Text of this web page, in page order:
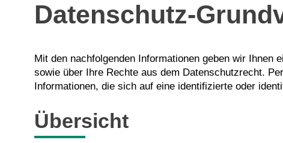
Datenschutz-
Mit den nachfolgenden Informationen geben wir Ihnen
sowie über Ihre Rechte aus dem Datenschutzrecht.
Informationen, die sich auf eine identifizierte oder
Übersicht